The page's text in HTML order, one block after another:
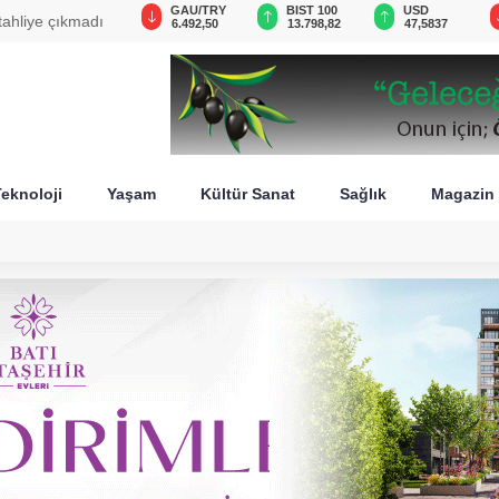
kararı6.492,50
BIST 100
13.798,82
USD
47,5837
EUR
54,9362
Yaşam Kültür Sanat Sağlık Magazin